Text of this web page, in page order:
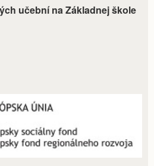
učební na Základnej škole